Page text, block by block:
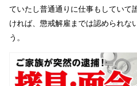
ていたし普通通りに仕事もしていて
ければ、懲戒解雇までは認められな
う。